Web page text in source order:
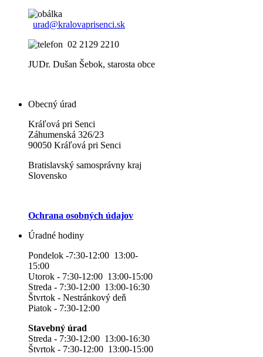
urad@kralovaprisenci.sk
02 2129 2210
JUDr. Dušan Šebok, starosta obce
Obecný úrad
Kráľová pri Senci
Záhumenská 326/23
90050 Kráľová pri Senci
Bratislavský samosprávny kraj
Slovensko
Ochrana osobných údajov
Úradné hodiny
Pondelok -7:30-12:00 13:00-
15:00
Utorok - 7:30-12:00 13:00-15:00
Streda - 7:30-12:00 13:00-16:30
Štvrtok - Nestránkový deň
Piatok - 7:30-12:00
Stavebný úrad
Streda - 7:30-12:00 13:00-16:30
Štvrtok - 7:30-12:00 13:00-15:00